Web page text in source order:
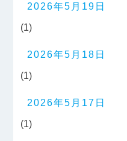
2026年5月19日
(1)
2026年5月18日
(1)
2026年5月17日
(1)